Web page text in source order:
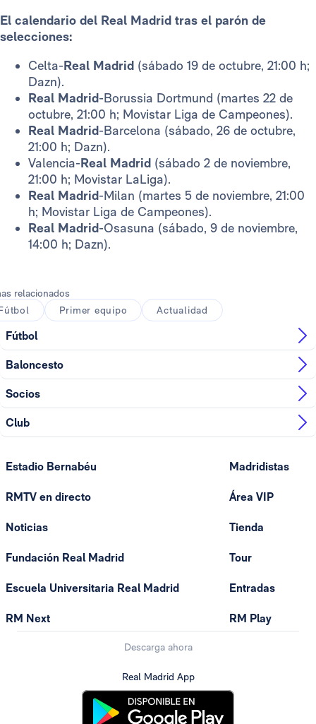
El calendario del Real Madrid tras el parón de
selecciones:
Celta-Real Madrid (sábado 19 de octubre, 21:00 h;
Dazn).
Real Madrid-Borussia Dortmund (martes 22 de
octubre, 21:00 h; Movistar Liga de Campeones).
Real Madrid-Barcelona (sábado, 26 de octubre,
21:00 h; Dazn).
Valencia-Real Madrid (sábado 2 de noviembre,
21:00 h; Movistar LaLiga).
Real Madrid-Milan (martes 5 de noviembre, 21:00
h; Movistar Liga de Campeones).
Real Madrid-Osasuna (sábado, 9 de noviembre,
14:00 h; Dazn).
relacionados
Primer equipo Actualidad
Fútbol
Baloncesto
Socios
Club
Estadio Bernabéu
RMTV en directo
Noticias
Fundación Real Madrid
Escuela Universitaria Real Madrid
RM Next
Madridistas
Área VIP
Tienda
Tour
Entradas
RM Play
Descarga ahora
Real Madrid App